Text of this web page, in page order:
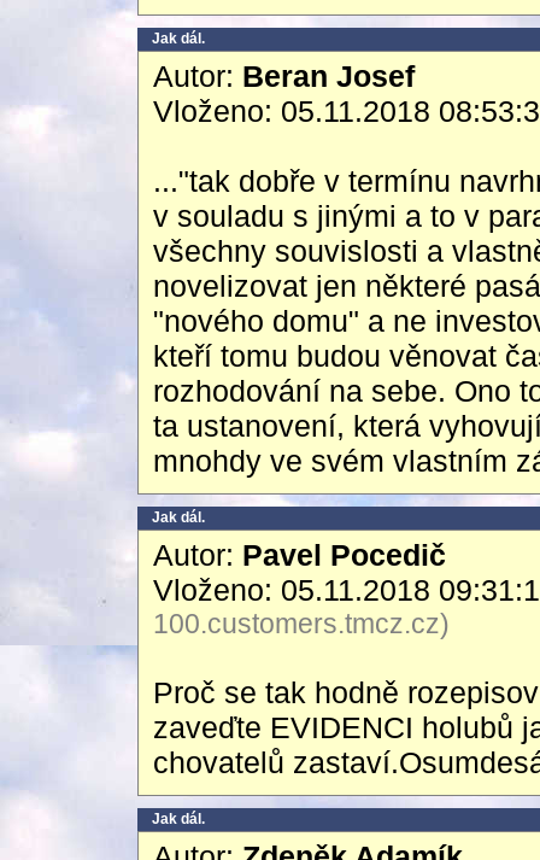
Jak dál.
Autor: Beran Josef
Vloženo: 05.11.2018
..."tak dobře v termínu
v souladu s jinými a to v
všechny souvislosti a
novelizovat jen některé
"nového domu" a ne
kteří tomu budou věnovat
rozhodování na sebe. Ono
ta ustanovení, která
mnohdy ve svém vlastním
Jak dál.
Autor: Pavel Pocedič
Vloženo: 05.11.2018
100.customers.tmcz.cz)
Proč se tak hodně
zaveďte EVIDENCI holubů
chovatelů
Jak dál.